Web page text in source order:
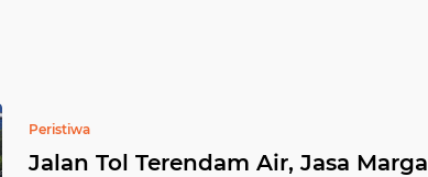
Peristiwa
Jalan Tol Terendam Air, Jasa Marga